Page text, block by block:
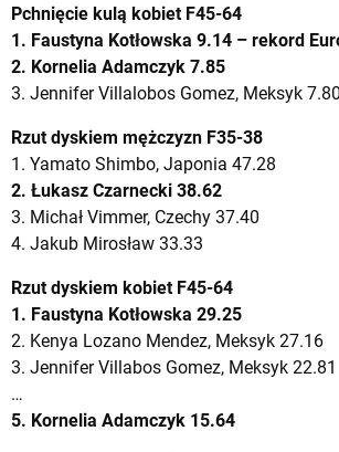
Pchnięcie kulą kobiet F45-64
1. Faustyna Kotłowska 9.14 – rekord
2. Kornelia Adamczyk 7.85
3. Jennifer Villalobos Gomez, Meksyk 7.80
Rzut dyskiem mężczyzn F35-38
1. Yamato Shimbo, Japonia 47.28
2. Łukasz Czarnecki 38.62
3. Michał Vimmer, Czechy 37.40
4. Jakub Mirosław 33.33
Rzut dyskiem kobiet F45-64
1. Faustyna Kotłowska 29.25
2. Kenya Lozano Mendez, Meksyk 27.16
3. Jennifer Villabos Gomez, Meksyk 22.81
…
5. Kornelia Adamczyk 15.64